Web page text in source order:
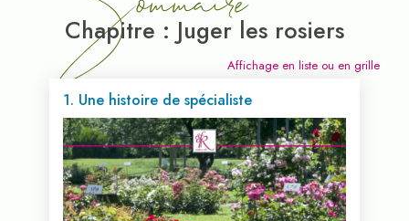
Chapitre : Juger les rosiers
Affichage en liste ou en grille
1. Une histoire de spécialiste